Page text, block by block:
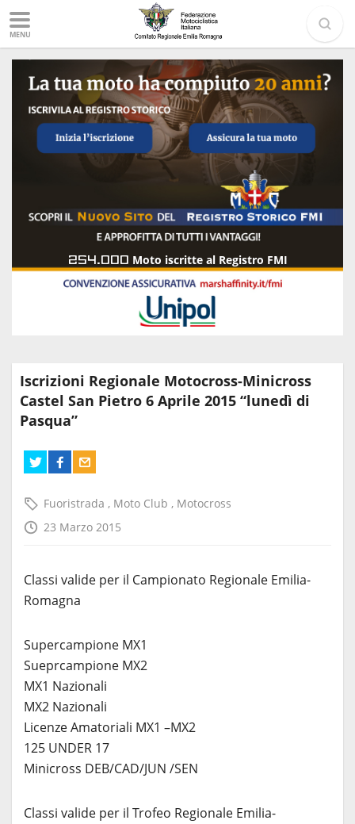
MENU
254.000 Moto iscritte al Registro FMI
Iscrizioni Regionale Motocross-Minicross
Castel San Pietro 6 Aprile 2015 “lunedì di
Pasqua”
Fuoristrada , Moto Club , Motocross
23 Marzo 2015
Classi valide per il Campionato Regionale Emilia-
Romagna
Supercampione MX1
Sueprcampione MX2
MX1 Nazionali
MX2 Nazionali
Licenze Amatoriali MX1 –MX2
125 UNDER 17
Minicross DEB/CAD/JUN /SEN
Classi valide per il Trofeo Regionale Emilia-